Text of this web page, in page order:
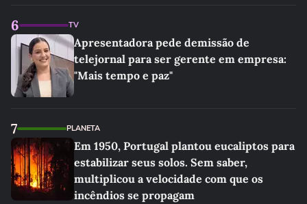
6 TV
Apresentadora pede demissão de
telejornal para ser gerente em empresa:
"Mais tempo e paz"
7 PLANETA
Em 1950, Portugal plantou eucaliptos para
estabilizar seus solos. Sem saber,
multiplicou a velocidade com que os
incêndios se propagam